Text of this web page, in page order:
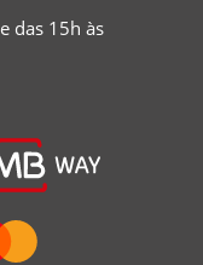
das 15h às